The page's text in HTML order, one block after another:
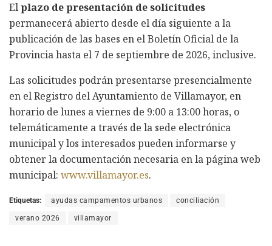
Elplazo de presentación de solicitudes
permanecerá abierto desde el día siguiente a la
publicación de las bases en el Boletín Oficial de la
Provincia hasta el 7 de septiembre de 2026, inclusive.
Las solicitudes podrán presentarse presencialmente
en el Registro del Ayuntamiento de Villamayor, en
horario de lunes a viernes de 9:00 a 13:00 horas, o
telemáticamente a través de la sede electrónica
municipal y los interesados pueden informarse y
obtener la documentación necesaria en la página web
municipal: www.villamayor.es.
Etiquetas: ayudas campamentos urbanos conciliación
verano 2026 villamayor